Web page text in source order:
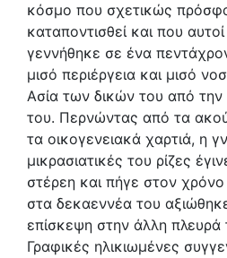
κόσμο που σχετικώς
καταποντισθεί και που
γεννήθηκε σε ένα
μισό περιέργεια και μισό
Ασία των δικών του από
του. Περνώντας από τα
τα οικογενειακά χαρτιά, η
μικρασιατικές του ρίζες
στέρεη και πήγε στον
στα δεκαεννέα του
επίσκεψη στην άλλη πλευρά
Γραφικές ηλικιωμένες